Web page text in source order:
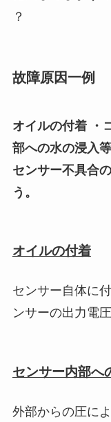
？
故障原因一例
オイルの付着 ・
部への水の浸入等
センサー不具合
う。
オイルの付着
センサー自体に
ンサーの出力電
センサー内部へ
外部からの圧に